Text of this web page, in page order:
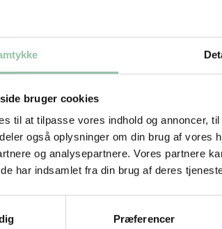
bruger cookies
til at tilpasse vores indhold og annoncer,
også oplysninger om din brug af vores
og analysepartnere. Vores partnere
har indsamlet fra din brug af deres
Præferencer